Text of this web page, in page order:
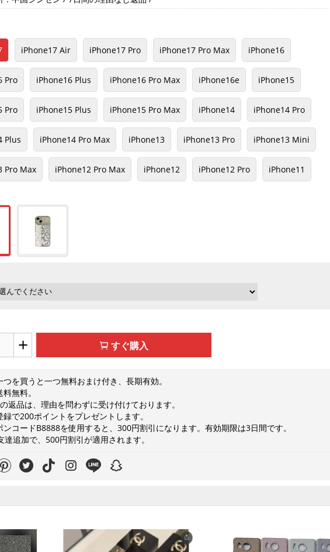
iPhone17 Air iPhone17 Pro iPhone17 Pro Max iPhone16
Pro iPhone16 Plus iPhone16 Pro Max iPhone16e iPhone15
Pro iPhone15 Plus iPhone15 Pro Max iPhone14 iPhone14 Pro
Plus iPhone14 Pro Max iPhone13 iPhone13 Pro iPhone13 Mini
Pro Max iPhone12 Pro Max iPhone12 iPhone12 Pro iPhone11
+ すぐ購入
つを買うと一つ無料おまけ付き、長期有効。
無料。
返品は、理由を問わずに受け付けております。
で200ポイントをプレゼントします。
ンコードB8888を使用すると、300円割引になります。有効期限は3日間です。
達追加で、500円割引が適用されます。